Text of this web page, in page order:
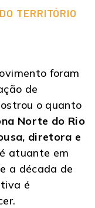
TERRITÓRIO
foram
de
o quanto
Norte do Rio
diretora e
atuante em
a década de
é